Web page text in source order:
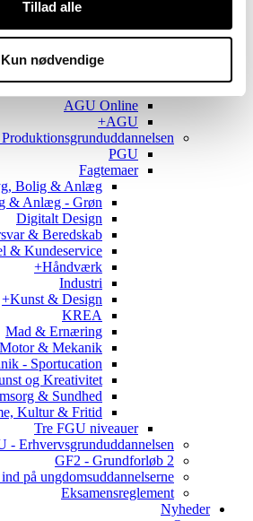
Tillad alle
Kun nødvendige
Uddannelser
Uddannelsesspor
AGU Online
AGU+
PGU
Fagtemaer
Bolig & Anlæg
& Anlæg - Grøn
Digitalt Design
& Beredskab
& Kundeservice
Håndværk+
Industri
Kunst & Design+
KREA
Mad & Ernæring
Motor & Mekanik
- Sportucation
og Kreativitet
& Sundhed
Kultur & Fritid
Tre FGU niveauer
- Erhvervsgrunduddannelsen
GF2 - Grundforløb 2
på ungdomsuddannelserne
Eksamensreglement
Nyheder